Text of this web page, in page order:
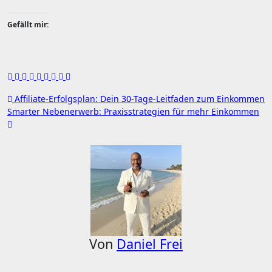
Gefällt mir:
Beitragsnavigation
Affiliate-Erfolgsplan: Dein 30-Tage-Leitfaden zum Einkommen
Smarter Nebenerwerb: Praxisstrategien für mehr Einkommen
Von Daniel Frei